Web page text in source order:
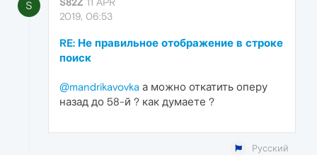
S
2019, 06:53
RE: Не правильное отображение в строке
поиск
@mandrikavovka а можно откатить оперу
назад до 58-й ? как думаете ?
Русский